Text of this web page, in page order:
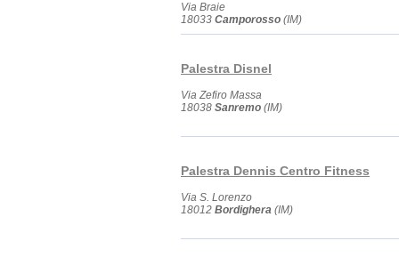
Via Braie
18033 Camporosso (IM)
Palestra Disnel
Via Zefiro Massa
18038 Sanremo (IM)
Palestra Dennis Centro Fitness
Via S. Lorenzo
18012 Bordighera (IM)